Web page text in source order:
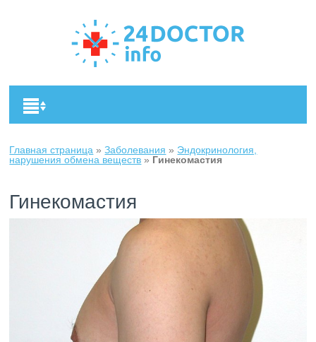
Главная страница »Заболевания » Эндокринология,
нарушения обмена веществ » Гинекомастия
Гинекомастия